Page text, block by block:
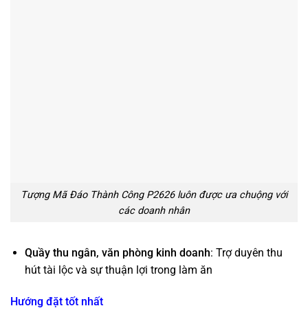
Tượng Mã Đáo Thành Công P2626 luôn được ưa chuộng với
các doanh nhân
Quầy thu ngân, văn phòng kinh doanh: Trợ duyên thu
hút tài lộc và sự thuận lợi trong làm ăn
Hướng đặt tốt nhất